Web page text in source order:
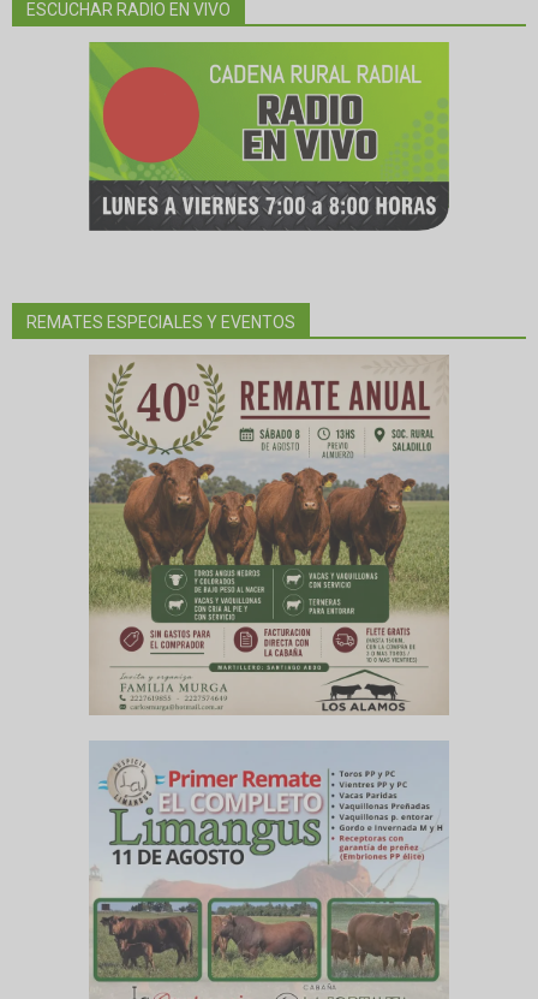
ESCUCHAR RADIO EN VIVO
REMATES ESPECIALES Y EVENTOS